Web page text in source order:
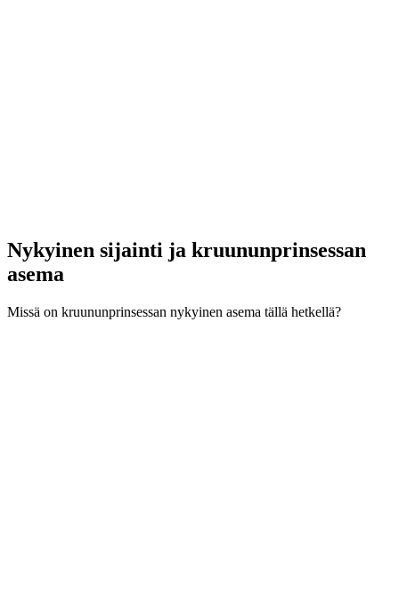
Nykyinen sijainti ja kruununprinsessan
asema
Missä on kruununprinsessan nykyinen asema tällä hetkellä?